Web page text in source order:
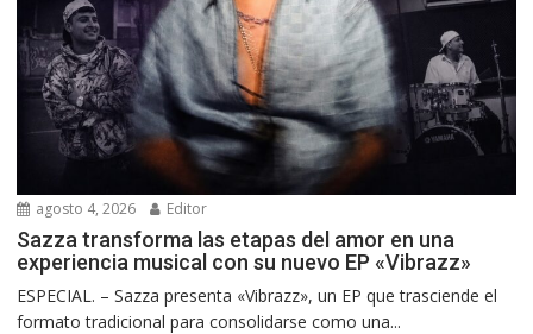
agosto 4, 2026 Editor
Sazza transforma las etapas del amor en una
experiencia musical con su nuevo EP «Vibrazz»
ESPECIAL. – Sazza presenta «Vibrazz», un EP que trasciende el
formato tradicional para consolidarse como una...